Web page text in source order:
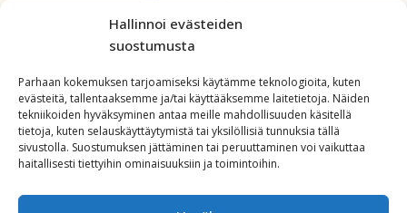
Hallinnoi evästeiden
suostumusta
Parhaan kokemuksen tarjoamiseksi käytämme teknologioita, kuten
evästeitä, tallentaaksemme ja/tai käyttääksemme laitetietoja. Näiden
tekniikoiden hyväksyminen antaa meille mahdollisuuden käsitellä
tietoja, kuten selauskäyttäytymistä tai yksilöllisiä tunnuksia tällä
sivustolla. Suostumuksen jättäminen tai peruuttaminen voi vaikuttaa
haitallisesti tiettyihin ominaisuuksiin ja toimintoihin.